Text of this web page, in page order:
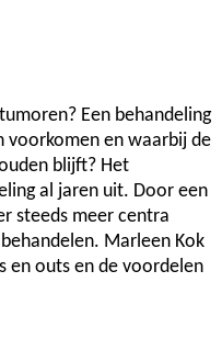
Een behandeling
voorkomen en waarbij de
blijft? Het
al jaren uit. Door een
steeds meer centra
Marleen Kok
en outs en de voordelen